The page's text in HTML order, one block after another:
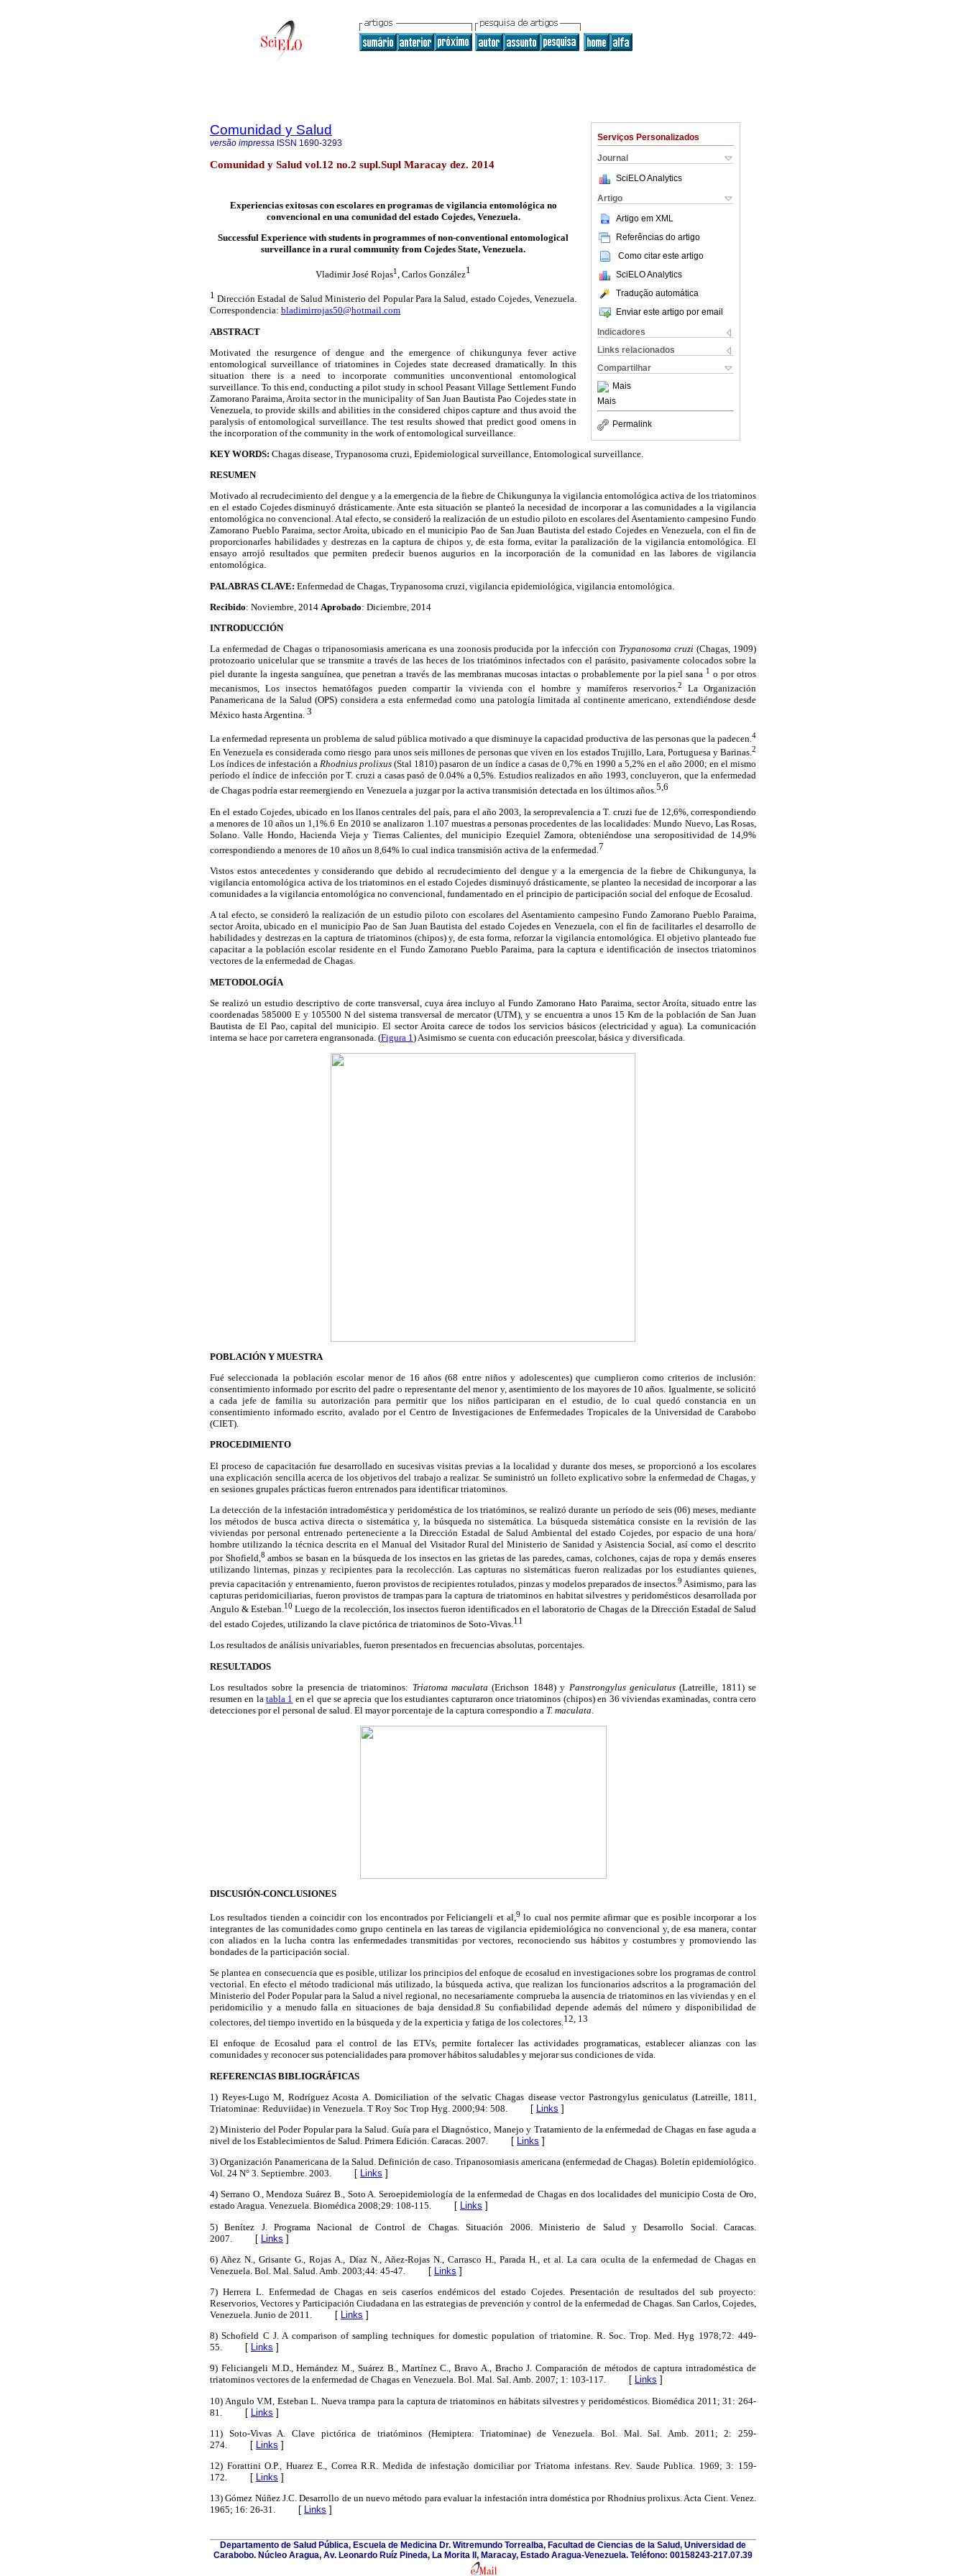
Serviços Personalizados
Journal
SciELO Analytics
Artigo
Artigo em XML
Referências do artigo
Como citar este artigo
SciELO Analytics
Tradução automática
Enviar este artigo por email
Indicadores
Links relacionados
Compartilhar
Mais
Mais
Permalink
Comunidad y Salud
versão impressa ISSN 1690-3293
Comunidad y Salud vol.12 no.2 supl.Supl Maracay dez. 2014
Experiencias exitosas con escolares en programas de vigilancia entomológica no
convencional en una comunidad del estado Cojedes, Venezuela.
Successful Experience with students in programmes of non-conventional entomological
surveillance in a rural community from Cojedes State, Venezuela.
Vladimir José Rojas1 , Carlos González1
1 Dirección Estadal de Salud Ministerio del Popular Para la Salud, estado Cojedes, Venezuela.
Correspondencia: bladimirrojas50@hotmail.com
ABSTRACT
Motivated the resurgence of dengue and the emergence of chikungunya fever active
entomological surveillance of triatomines in Cojedes state decreased dramatically. In this
situation there is a need to incorporate communities unconventional entomological
surveillance. To this end, conducting a pilot study in school Peasant Village Settlement Fundo
Zamorano Paraima, Aroita sector in the municipality of San Juan Bautista Pao Cojedes state in
Venezuela, to provide skills and abilities in the considered chipos capture and thus avoid the
paralysis of entomological surveillance. The test results showed that predict good omens in
the incorporation of the community in the work of entomological surveillance.
KEY WORDS: Chagas disease, Trypanosoma cruzi, Epidemiological surveillance, Entomological surveillance.
RESUMEN
Motivado al recrudecimiento del dengue y a la emergencia de la fiebre de Chikungunya la vigilancia entomológica activa de los triatominos
en el estado Cojedes disminuyó drásticamente. Ante esta situación se planteó la necesidad de incorporar a las comunidades a la vigilancia
entomológica no convencional. A tal efecto, se consideró la realización de un estudio piloto en escolares del Asentamiento campesino Fundo
Zamorano Pueblo Paraima, sector Aroita, ubicado en el municipio Pao de San Juan Bautista del estado Cojedes en Venezuela, con el fin de
proporcionarles habilidades y destrezas en la captura de chipos y, de esta forma, evitar la paralización de la vigilancia entomológica. El
ensayo arrojó resultados que permiten predecir buenos augurios en la incorporación de la comunidad en las labores de vigilancia
entomológica.
PALABRAS CLAVE: Enfermedad de Chagas, Trypanosoma cruzi, vigilancia epidemiológica, vigilancia entomológica.
Recibido: Noviembre, 2014 Aprobado: Diciembre, 2014
INTRODUCCIÓN
La enfermedad de Chagas o tripanosomiasis americana es una zoonosis producida por la infección con Trypanosoma cruzi (Chagas, 1909)
protozoario unicelular que se transmite a través de las heces de los triatóminos infectados con el parásito, pasivamente colocados sobre la
piel durante la ingesta sanguínea, que penetran a través de las membranas mucosas intactas o probablemente por la piel sana 1 o por otros
mecanismos, Los insectos hematófagos pueden compartir la vivienda con el hombre y mamíferos reservorios.2
La Organización
Panamericana de la Salud (OPS) considera a esta enfermedad como una patología limitada al continente americano, extendiéndose desde
México hasta Argentina. 3
La enfermedad representa un problema de salud pública motivado a que disminuye la capacidad productiva de las personas que la padecen. 4
En Venezuela es considerada como riesgo para unos seis millones de personas que viven en los estados Trujillo, Lara, Portuguesa y Barinas.2
Los índices de infestación a Rhodnius prolixus (Stal 1810) pasaron de un índice a casas de 0,7% en 1990 a 5,2% en el año 2000; en el mismo
período el índice de infección por T. cruzi a casas pasó de 0.04% a 0,5%. Estudios realizados en año 1993, concluyeron, que la enfermedad
de Chagas podría estar reemergiendo en Venezuela a juzgar por la activa transmisión detectada en los últimos años.5,6
En el estado Cojedes, ubicado en los llanos centrales del país, para el año 2003, la seroprevalencia a T. cruzi fue de 12,6%, correspondiendo
a menores de 10 años un 1,1%.6 En 2010 se analizaron 1.107 muestras a personas procedentes de las localidades: Mundo Nuevo, Las Rosas,
Solano. Valle Hondo, Hacienda Vieja y Tierras Calientes, del municipio Ezequiel Zamora, obteniéndose una seropositividad de 14,9%
correspondiendo a menores de 10 años un 8,64% lo cual indica transmisión activa de la enfermedad. 7
Vistos estos antecedentes y considerando que debido al recrudecimiento del dengue y a la emergencia de la fiebre de Chikungunya, la
vigilancia entomológica activa de los triatominos en el estado Cojedes disminuyó drásticamente, se planteo la necesidad de incorporar a las
comunidades a la vigilancia entomológica no convencional, fundamentado en el principio de participación social del enfoque de Ecosalud.
A tal efecto, se consideró la realización de un estudio piloto con escolares del Asentamiento campesino Fundo Zamorano Pueblo Paraima,
sector Aroita, ubicado en el municipio Pao de San Juan Bautista del estado Cojedes en Venezuela, con el fin de facilitarles el desarrollo de
habilidades y destrezas en la captura de triatominos (chipos) y, de esta forma, reforzar la vigilancia entomológica. El objetivo planteado fue
capacitar a la población escolar residente en el Fundo Zamorano Pueblo Paraima, para la captura e identificación de insectos triatominos
vectores de la enfermedad de Chagas.
METODOLOGÍA
Se realizó un estudio descriptivo de corte transversal, cuya área incluyo al Fundo Zamorano Hato Paraima, sector Aroíta, situado entre las
coordenadas 585000 E y 105500 N del sistema transversal de mercator (UTM), y se encuentra a unos 15 Km de la población de San Juan
Bautista de El Pao, capital del municipio. El sector Aroita carece de todos los servicios básicos (electricidad y agua). La comunicación
interna se hace por carretera engransonada. (Figura 1 ) Asimismo se cuenta con educación preescolar, básica y diversificada.
POBLACIÓN Y MUESTRA
Fué seleccionada la población escolar menor de 16 años (68 entre niños y adolescentes) que cumplieron como criterios de inclusión:
consentimiento informado por escrito del padre o representante del menor y, asentimiento de los mayores de 10 años. Igualmente, se solicitó
a cada jefe de familia su autorización para permitir que los niños participaran en el estudio, de lo cual quedó constancia en un
consentimiento informado escrito, avalado por el Centro de Investigaciones de Enfermedades Tropicales de la Universidad de Carabobo
(CIET).
PROCEDIMIENTO
El proceso de capacitación fue desarrollado en sucesivas visitas previas a la localidad y durante dos meses, se proporcionó a los escolares
una explicación sencilla acerca de los objetivos del trabajo a realizar. Se suministró un folleto explicativo sobre la enfermedad de Chagas, y
en sesiones grupales prácticas fueron entrenados para identificar triatominos.
La detección de la infestación intradoméstica y peridoméstica de los triatóminos, se realizó durante un período de seis (06) meses, mediante
los métodos de busca activa directa o sistemática y, la búsqueda no sistemática. La búsqueda sistemática consiste en la revisión de las
viviendas por personal entrenado perteneciente a la Dirección Estadal de Salud Ambiental del estado Cojedes, por espacio de una hora/
hombre utilizando la técnica descrita en el Manual del Visitador Rural del Ministerio de Sanidad y Asistencia Social, así como el descrito
por Shofield,8 ambos se basan en la búsqueda de los insectos en las grietas de las paredes, camas, colchones, cajas de ropa y demás enseres
utilizando linternas, pinzas y recipientes para la recolección. Las capturas no sistemáticas fueron realizadas por los estudiantes quienes,
previa capacitación y entrenamiento, fueron provistos de recipientes rotulados, pinzas y modelos preparados de insectos. 9 Asimismo, para las
capturas peridomiciliarias, fueron provistos de trampas para la captura de triatominos en habitat silvestres y peridomésticos desarrollada por
Angulo & Esteban. 10 Luego de la recolección, los insectos fueron identificados en el laboratorio de Chagas de la Dirección Estadal de Salud
del estado Cojedes, utilizando la clave pictórica de triatominos de Soto-Vivas.11
Los resultados de análisis univariables, fueron presentados en frecuencias absolutas, porcentajes.
RESULTADOS
Los resultados sobre la presencia de triatominos: Triatoma maculata (Erichson 1848) y Panstrongylus geniculatus(Latreille, 1811) se
resumen en latabla 1 en el que se aprecia que los estudiantes capturaron once triatominos (chipos) en 36 viviendas examinadas, contra cero
detecciones por el personal de salud. El mayor porcentaje de la captura correspondio a T. maculata
DISCUSIÓN-CONCLUSIONES
Los resultados tienden a coincidir con los encontrados por Feliciangeli et al, 9 lo cual nos permite afirmar que es posible incorporar a los
integrantes de las comunidades como grupo centinela en las tareas de vigilancia epidemiológica no convencional y, de esa manera, contar
con aliados en la lucha contra las enfermedades transmitidas por vectores, reconociendo sus hábitos y costumbres y promoviendo las
bondades de la participación social.
Se plantea en consecuencia que es posible, utilizar los principios del enfoque de ecosalud en investigaciones sobre los programas de control
vectorial. En efecto el método tradicional más utilizado, la búsqueda activa, que realizan los funcionarios adscritos a la programación del
Ministerio del Poder Popular para la Salud a nivel regional, no necesariamente comprueba la ausencia de triatominos en las viviendas y en el
peridomicilio y a menudo falla en situaciones de baja densidad.8 Su confiabilidad depende además del número y disponibilidad de
colectores, del tiempo invertido en la búsqueda y de la experticia y fatiga de los colectores.12, 13
El enfoque de Ecosalud para el control de las ETVs, permite fortalecer las actividades programaticas, establecer alianzas con las
comunidades y reconocer sus potencialidades para promover hábitos saludables y mejorar sus condiciones de vida.
REFERENCIAS BIBLIOGRÁFICAS
1) Reyes-Lugo M, Rodríguez Acosta A. Domiciliation of the selvatic Chagas disease vector Pastrongylus geniculatus (Latreille, 1811,
Triatominae: Reduviidae) in Venezuela. T Roy Soc Trop Hyg. 2000;94: 508.
[ Links ]
2) Ministerio del Poder Popular para la Salud. Guía para el Diagnóstico, Manejo y Tratamiento de la enfermedad de Chagas en fase aguda a
nivel de los Establecimientos de Salud. Primera Edición. Caracas. 2007. [ Links ]
3) Organización Panamericana de la Salud. Definición de caso. Tripanosomiasis americana (enfermedad de Chagas). Boletín epidemiológico.
Vol. 24 N° 3. Septiembre. 2003. [ Links ]
4) Serrano O., Mendoza Suárez B., Soto A. Seroepidemiología de la enfermedad de Chagas en dos localidades del municipio Costa de Oro,
estado Aragua. Venezuela. Biomédica 2008;29: 108-115. [ Links ]
5) Benítez J. Programa Nacional de Control de Chagas. Situación 2006. Ministerio de Salud y Desarrollo Social. Caracas.
2007.
[ Links ]
6) Añez N., Grisante G., Rojas A., Díaz N., Añez-Rojas N., Carrasco H., Parada H., et al. La cara oculta de la enfermedad de Chagas en
Venezuela. Bol. Mal. Salud. Amb. 2003;44: 45-47.
[ Links ]
7) Herrera L. Enfermedad de Chagas en seis caseríos endémicos del estado Cojedes. Presentación de resultados del sub proyecto:
Reservorios, Vectores y Participación Ciudadana en las estrategias de prevención y control de la enfermedad de Chagas. San Carlos, Cojedes,
Venezuela. Junio de 2011.
[ Links ]
8) Schofield C J. A comparison of sampling techniques for domestic population of triatomine. R. Soc. Trop. Med. Hyg 1978;72: 449-
55. [ Links ]
9) Feliciangeli M.D., Hernández M., Suárez B., Martínez C., Bravo A., Bracho J. Comparación de métodos de captura intradoméstica de
triatominos vectores de la enfermedad de Chagas en Venezuela. Bol. Mal. Sal. Amb. 2007; 1: 103-117. [ Links ]
10) Angulo V.M, Esteban L. Nueva trampa para la captura de triatominos en hábitats silvestres y peridomésticos. Biomédica 2011; 31: 264-
81.
[ Links ]
11) Soto-Vivas A. Clave pictórica de triatóminos (Hemiptera: Triatominae) de Venezuela. Bol. Mal. Sal. Amb. 2011; 2: 259-
274.
[ Links ]
12) Forattini O.P., Huarez E., Correa R.R. Medida de infestação domiciliar por Triatoma infestans. Rev. Saude Publica. 1969; 3: 159-
172.
[ Links ]
13) Gómez Núñez J.C. Desarrollo de un nuevo método para evaluar la infestación intra doméstica por Rhodnius prolixus. Acta Cient. Venez.
1965; 16: 26-31. [ Links ]
Departamento de Salud Pública, Escuela de Medicina Dr. Witremundo Torrealba, Facultad de Ciencias de la Salud, Universidad de
Carabobo. Núcleo Aragua, Av. Leonardo Ruíz Pineda, La Morita II, Maracay, Estado Aragua-Venezuela. Teléfono: 00158243-217.07.39